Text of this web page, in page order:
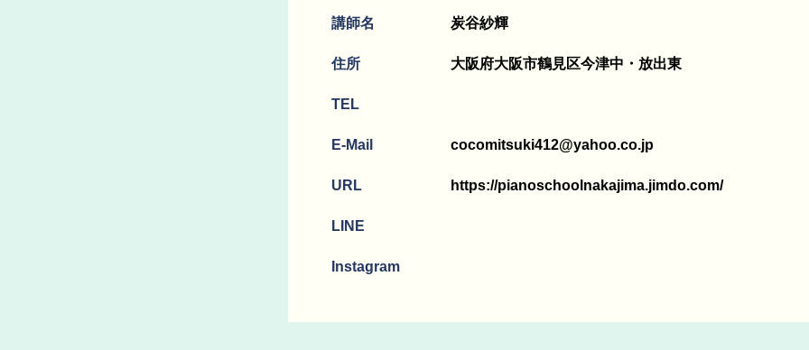
講師名 炭谷紗輝
​住所 大阪府大阪市鶴見区今津中・放出東
TEL
E-Mail cocomitsuki412@yahoo.co.jp
URL https://pianoschoolnakajima.jimdo.com/
LINE
Instagram